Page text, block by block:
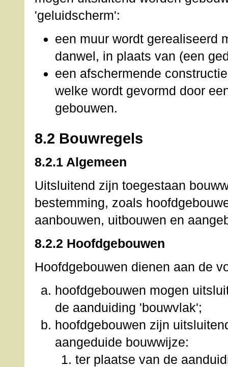
'geluidscherm':
een muur wordt gerealiseerd
danwel, in plaats van (een
een afschermende
welke wordt gevormd door
gebouwen.
8.2 Bouwregels
8.2.1 Algemeen
Uitsluitend zijn toegestaan
bestemming, zoals
aanbouwen, uitbouwen en
8.2.2 Hoofdgebouwen
Hoofdgebouwen dienen aan de
hoofdgebouwen mogen
de aanduiding 'bouwvlak';
hoofdgebouwen zijn
aangeduide bouwwijze:
ter plaatse van de